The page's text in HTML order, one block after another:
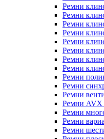
Ремни
Ремни
Ремни
Ремни
Ремни
Ремни
Ремни
Ремни
Ремни
Ремни
Ремни
Ремни AVX
Ремни
Ремни
Ремни